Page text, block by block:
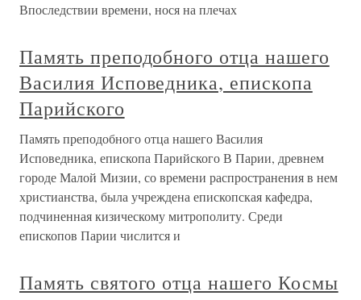
Впоследствии времени, нося на плечах
Память преподобного отца нашего
Василия Исповедника, епископа
Парийского
Память преподобного отца нашего Василия
Исповедника, епископа Парийского В Парии, древнем
городе Малой Мизии, со времени распространения в нем
христианства, была учреждена епископская кафедра,
подчиненная кизическому митрополиту. Среди
епископов Парии числится и
Память святого отца нашего Космы